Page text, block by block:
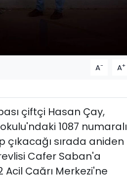
A- A+
çiftçi Hasan Çay,
1087 numaralı
çıkacağı sırada aniden
Cafer Saban'a
Çağrı Merkezi'ne